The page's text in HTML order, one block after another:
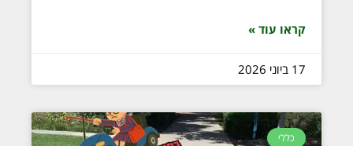
קראו עוד »
17 ביוני 2026
כללי